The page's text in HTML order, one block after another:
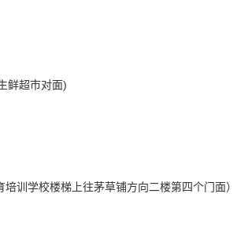
鲜超市对面)
训学校楼梯上往茅草铺方向二楼第四个门面）